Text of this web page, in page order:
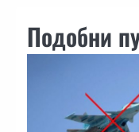
Подобни